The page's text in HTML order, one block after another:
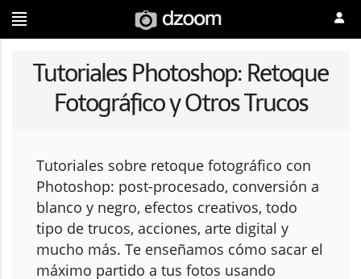
Tutoriales Photoshop: Retoque
Fotográfico y Otros Trucos
Tutoriales sobre retoque fotográfico con
Photoshop: post-procesado, conversión a
blanco y negro, efectos creativos, todo
tipo de trucos, acciones, arte digital y
mucho más. Te enseñamos cómo sacar el
máximo partido a tus fotos usando